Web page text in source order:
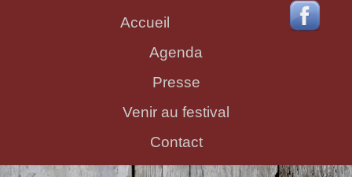
Accueil
Agenda
Presse
Venir au festival
Contact